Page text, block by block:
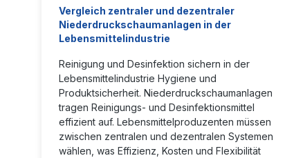
Vergleich zentraler und dezentraler
Niederdruckschaumanlagen in der
Lebensmittelindustrie
Reinigung und Desinfektion sichern in der
Lebensmittelindustrie Hygiene und
Produktsicherheit. Niederdruckschaumanlagen
tragen Reinigungs- und Desinfektionsmittel
effizient auf. Lebensmittelproduzenten müssen
zwischen zentralen und dezentralen Systemen
wählen, was Effizienz, Kosten und Flexibilität